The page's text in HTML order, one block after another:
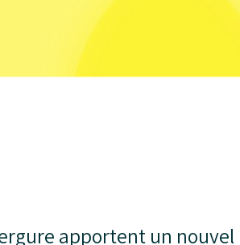
apportent un nouvel